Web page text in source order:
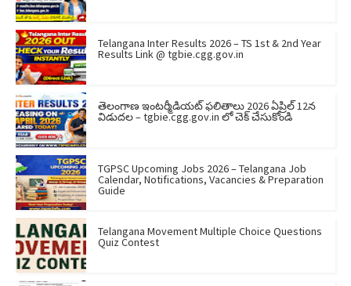
Telangana Inter Results 2026 – TS 1st & 2nd Year
Results Link @ tgbie.cgg.gov.in
తెలంగాణ ఇంటర్మీడియట్ ఫలితాలు 2026 ఏప్రిల్ 12న
విడుదల – tgbie.cgg.gov.in లో చెక్ చేసుకోండి
TGPSC Upcoming Jobs 2026 – Telangana Job
Calendar, Notifications, Vacancies & Preparation
Guide
Telangana Movement Multiple Choice Questions
Quiz Contest